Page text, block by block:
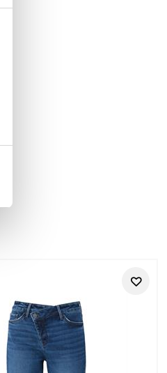
Styles für Frauen, die
sich für Freizeit, Stadt,
Jacken oder feminine